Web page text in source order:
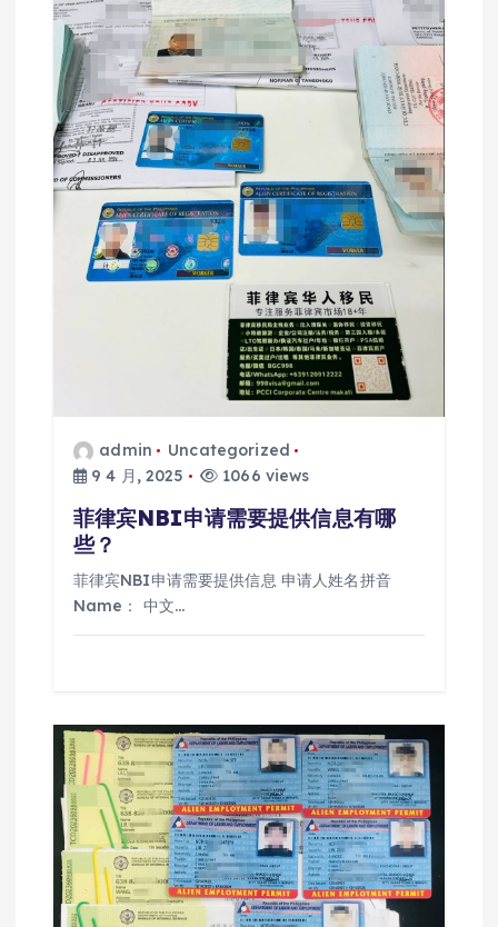
admin
Uncategorized
9 4 月, 2025
1066 views
菲律宾NBI申请需要提供信息有哪
些？
菲律宾NBI申请需要提供信息 申请人姓名拼音
Name： 中文…